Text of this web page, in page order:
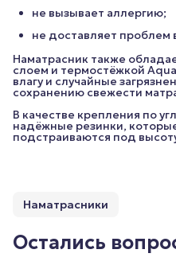
не вызывает аллергию;
не доставляет проблем
Наматрасник также
слоем и термостёжкой
влагу и случайные
сохранению свежести
В качестве крепления по
надёжные резинки,
подстраиваются под
Наматрасники
Остались